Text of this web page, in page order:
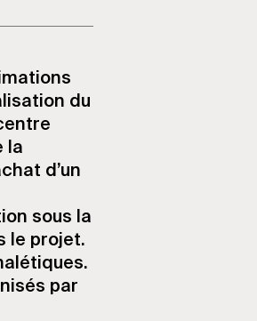
du
la
d’un
sous la
le projet.
par